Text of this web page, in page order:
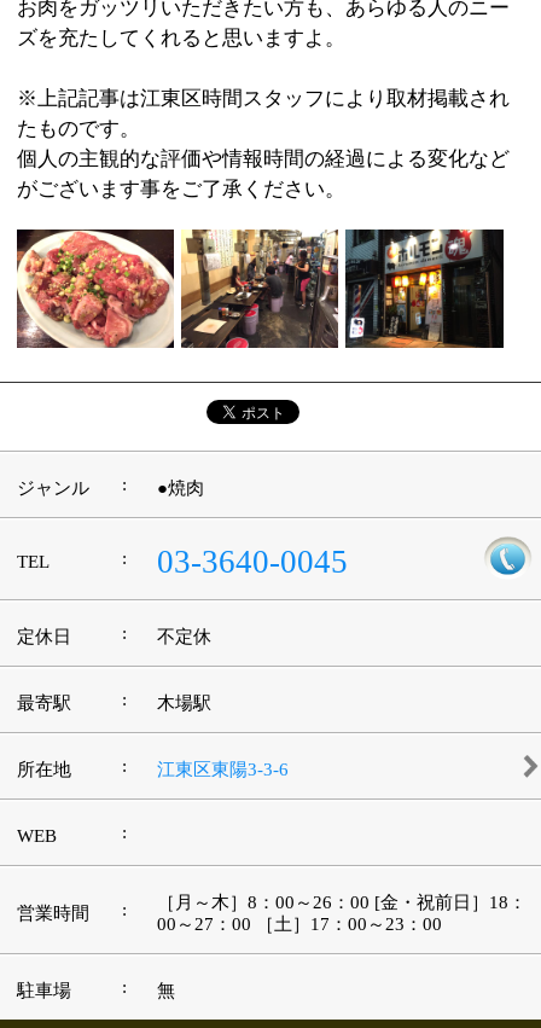
最寄駅 : 木場駅
WEB
営業時間 : ［月～木］8：00～26：00 [金・祝前日］18：
00～27：00 ［土］17：00～23：00
駐車場 無
このページの先頭へ
江戸川区時間 墨田区時間 葛飾区時間
© 2013 art blue Inc.